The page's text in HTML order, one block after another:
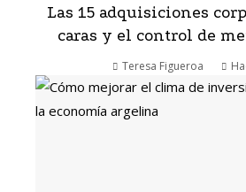
Las 15 adquisiciones
caras y el control de
Teresa Figueroa